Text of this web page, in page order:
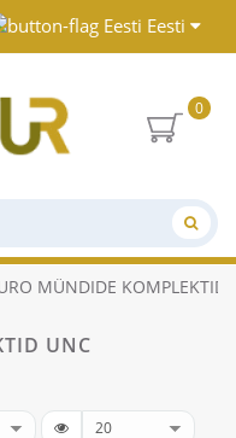
Eesti
0
MÜNDIDE KOMPLEKTID
UNC